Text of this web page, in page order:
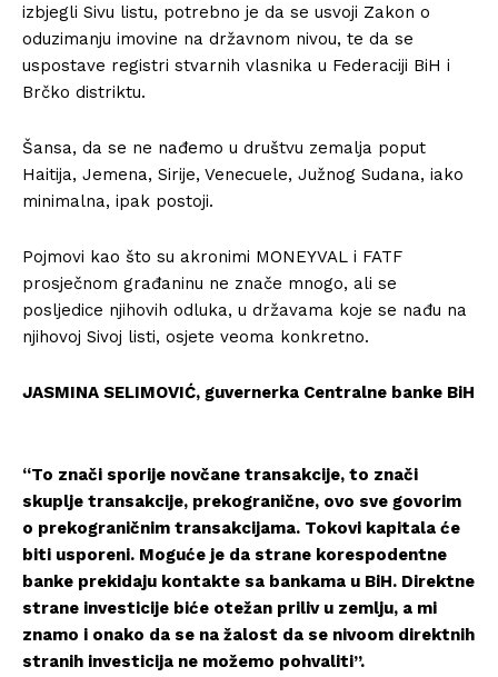
izbjegli Sivu listu, potrebno je da se usvoji Zakon o
oduzimanju imovine na državnom nivou, te da se
uspostave registri stvarnih vlasnika u Federaciji BiH i
Brčko distriktu.
Šansa, da se ne nađemo u društvu zemalja poput
Haitija, Jemena, Sirije, Venecuele, Južnog Sudana, iako
minimalna, ipak postoji.
Pojmovi kao što su akronimi MONEYVAL i FATF
prosječnom građaninu ne znače mnogo, ali se
posljedice njihovih odluka, u državama koje se nađu na
njihovoj Sivoj listi, osjete veoma konkretno.
JASMINA SELIMOVIĆ, guvernerka Centralne banke BiH
“To znači sporije novčane transakcije, to znači
skuplje transakcije, prekogranične, ovo sve govorim
o prekograničnim transakcijama. Tokovi kapitala će
biti usporeni. Moguće je da strane korespodentne
banke prekidaju kontakte sa bankama u BiH. Direktne
strane investicije biće otežan priliv u zemlju, a mi
znamo i onako da se na žalost da se nivoom direktnih
stranih investicija ne možemo pohvaliti”.